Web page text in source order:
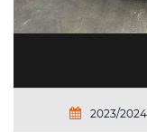
2023/2024